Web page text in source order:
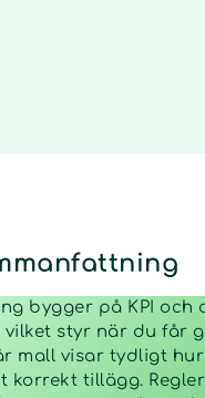
bygger på KPI och
styr när du får
mall visar tydligt
korrekt tillägg.